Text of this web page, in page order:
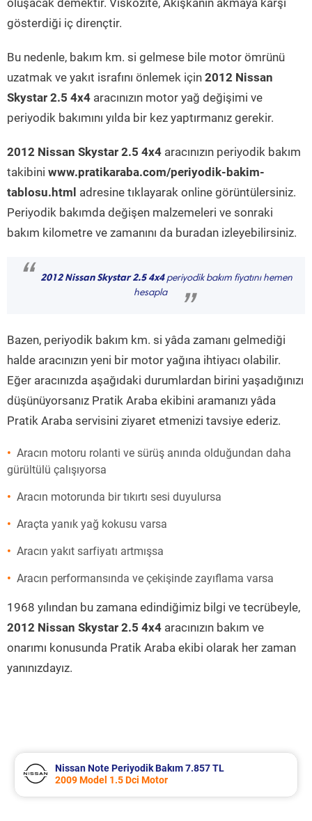
oluşacak demektir. Viskozite, Akışkanın akmaya karşı
gösterdiği iç dirençtir.
Bu nedenle, bakım km. si gelmese bile motor ömrünü
uzatmak ve yakıt israfını önlemek için 2012 Nissan
Skystar 2.5 4x4 aracınızın motor yağ değişimi ve
periyodik bakımını yılda bir kez yaptırmanız gerekir.
2012 Nissan Skystar 2.5 4x4 aracınızın periyodik bakım
takibini www.pratikaraba.com/periyodik-bakim-
tablosu.html adresine tıklayarak online görüntülersiniz.
Periyodik bakımda değişen malzemeleri ve sonraki
bakım kilometre ve zamanını da buradan izleyebilirsiniz.
“ 2012 Nissan Skystar 2.5 4x4periyodik bakım fiyatını hemen
hesapla
”
Bazen, periyodik bakım km. si yâda zamanı gelmediği
halde aracınızın yeni bir motor yağına ihtiyacı olabilir.
Eğer aracınızda aşağıdaki durumlardan birini yaşadığınızı
düşünüyorsanız Pratik Araba ekibini aramanızı yâda
Pratik Araba servisini ziyaret etmenizi tavsiye ederiz.
Aracın motoru rolanti ve sürüş anında olduğundan daha
gürültülü çalışıyorsa
Aracın motorunda bir tıkırtı sesi duyulursa
Araçta yanık yağ kokusu varsa
Aracın yakıt sarfiyatı artmışsa
Aracın performansında ve çekişinde zayıflama varsa
1968 yılından bu zamana edindiğimiz bilgi ve tecrübeyle,
2012 Nissan Skystar 2.5 4x4 aracınızın bakım ve
onarımı konusunda Pratik Araba ekibi olarak her zaman
yanınızdayız.
Nissan Note Periyodik Bakım 7.857 TL
2009 Model 1.5 Dci Motor